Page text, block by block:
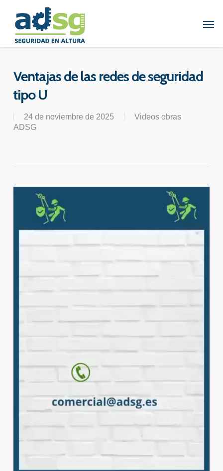
main
content
Ventajas de las redes de seguridad
tipo U
24 de noviembre de 2025
Videos obras
ADSG
Reproductor